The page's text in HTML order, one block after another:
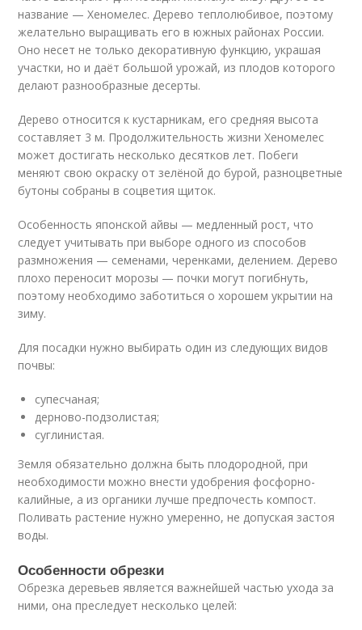
название — Хеномелес. Дерево теплолюбивое, поэтому
желательно выращивать его в южных районах России.
Оно несет не только декоративную функцию, украшая
участки, но и даёт большой урожай, из плодов которого
делают разнообразные десерты.
Дерево относится к кустарникам, его средняя высота
составляет 3 м. Продолжительность жизни Хеномелес
может достигать несколько десятков лет. Побеги
меняют свою окраску от зелёной до бурой, разноцветные
бутоны собраны в соцветия щиток.
Особенность японской айвы — медленный рост, что
следует учитывать при выборе одного из способов
размножения — семенами, черенками, делением. Дерево
плохо переносит морозы — почки могут погибнуть,
поэтому необходимо заботиться о хорошем укрытии на
зиму.
Для посадки нужно выбирать один из следующих видов
почвы:
супесчаная;
дерново-подзолистая;
суглинистая.
Земля обязательно должна быть плодородной, при
необходимости можно внести удобрения фосфорно-
калийные, а из органики лучше предпочесть компост.
Поливать растение нужно умеренно, не допуская застоя
воды.
Особенности обрезки
Обрезка деревьев является важнейшей частью ухода за
ними, она преследует несколько целей: